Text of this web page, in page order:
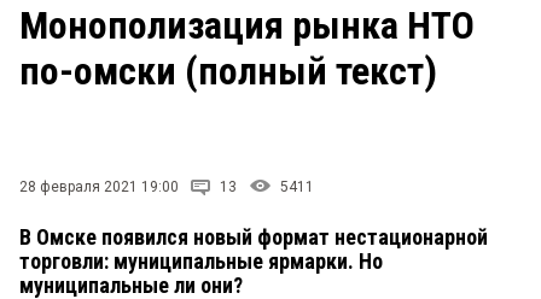
ЗАКОН
НОВОСТИ КОМПАНИЙ
СТИЛЬ ЖИЗНИ
Рейтинги
Блоги
Монополизация рынка НТО
по-омски (полный текст)
28 февраля 2021 19:00 13 5411
В Омске появился новый формат нестационарной
торговли: муниципальные ярмарки. Но
муниципальные ли они?